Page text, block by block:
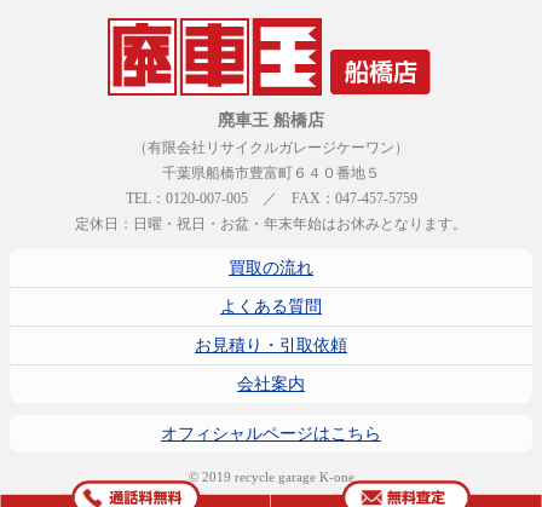
廃車王 船橋店
（有限会社リサイクルガレージケーワン）
千葉県船橋市豊富町６４０番地５
TEL：0120-007-005 ／ FAX：047-457-5759
定休日：日曜・祝日・お盆・年末年始はお休みとなります。
買取の流れ
よくある質問
お見積り・引取依頼
会社案内
オフィシャルページはこちら
© 2019 recycle garage K-one